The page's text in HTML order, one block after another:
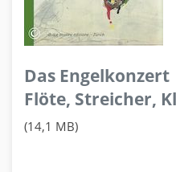
Das
Flöte, Streicher,
(14,1 MB)